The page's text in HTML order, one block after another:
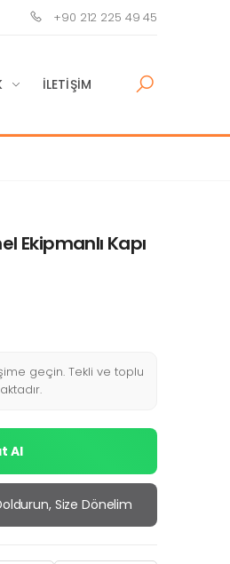
+90 212 225 49 45
İLETIŞIM
Ekipmanlı Kapı
geçin. Tekli ve toplu
Al
Size Dönelim